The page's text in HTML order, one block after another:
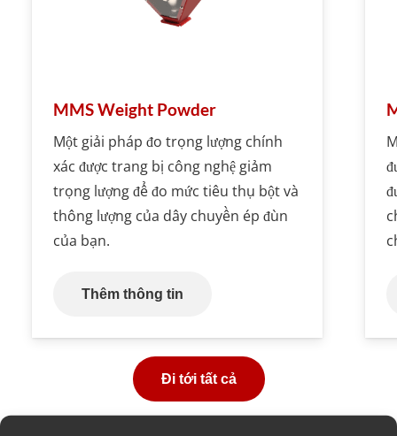
MMS Weight Powder
Một giải pháp đo trọng lượng chính
xác được trang bị công nghệ giảm
trọng lượng để đo mức tiêu thụ bột và
thông lượng của dây chuyền ép đùn
của bạn.
Thêm thông tin
Đi tới tất cả